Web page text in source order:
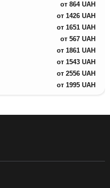
от 864 UAH
от 1426 UAH
от 1651 UAH
от 567 UAH
от 1861 UAH
от 1543 UAH
от 2556 UAH
от 1995 UAH